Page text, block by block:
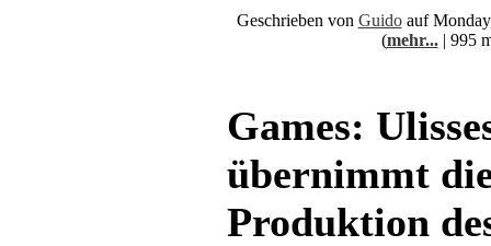
Geschrieben von Guidoauf
(mehr...| 995
Games:
übernimmt
Produktion